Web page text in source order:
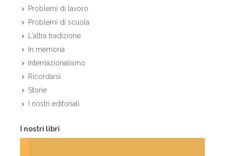
Problemi di lavoro
Problemi di scuola
L'altra tradizione
In memoria
Internazionalismo
Ricordarsi
Storie
I nostri editoriali
I nostri libri